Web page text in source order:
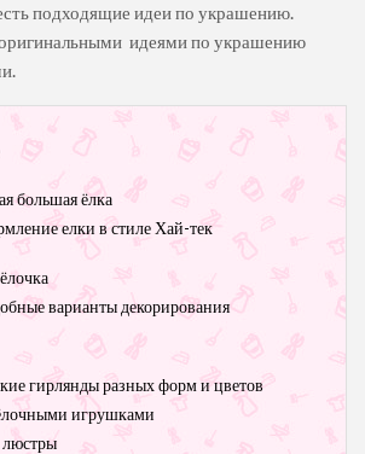
подходящие идеи по украшению.
идеями по украшению
большая ёлка
елки в стиле Хай-тек
варианты декорирования
гирлянды разных форм и цветов
игрушками